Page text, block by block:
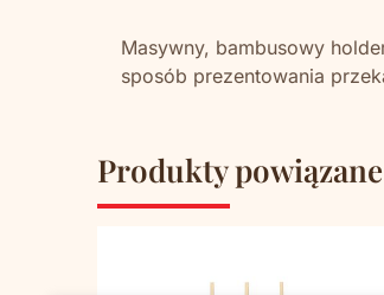
Masywny, bambusowy
sposób prezentowania
Produkty powiązane